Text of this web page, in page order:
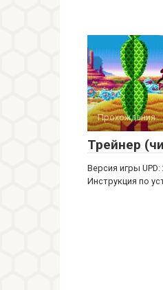
Прохождения
Трейнер
Версия игры
Инструкция по